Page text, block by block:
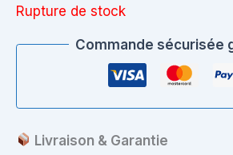
Rupture de stock
Commande sécurisée
Livraison & Garantie